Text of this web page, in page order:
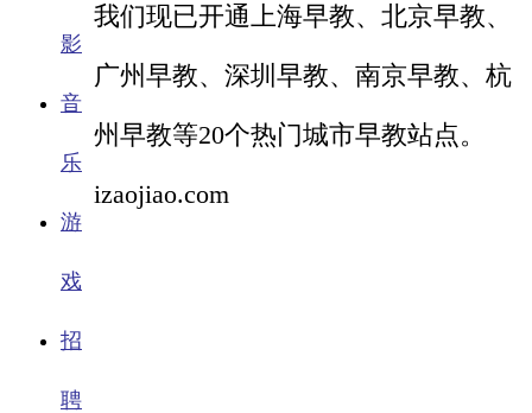
影
音
乐
游
戏
招
聘
我们现已开通上海早教、北京早教、
广州早教、深圳早教、南京早教、杭
州早教等20个热门城市早教站点。
izaojiao.com